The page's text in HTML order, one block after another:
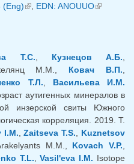
ссылка)
(Eng)(внешняя ссылка)
EDN: ANOUUO(внешняя
Т.С., Кузнецов А.Б.,
М.М., Ковач В.П.,
Т.Л., Васильева И.М.
аутигенных минералов в
инзерской свиты Южного
корреляция. 2019. Т.
I.M.,Zaitseva T.S., Kuznetsov
M.M., Kovach V.P.,
T.L.,Vasil'eva I.M. Isotope